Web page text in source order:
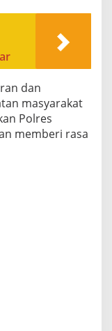
dan
masyarakat
Polres
memberi rasa